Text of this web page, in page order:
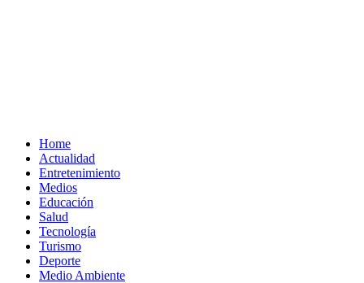
Home
Actualidad
Entretenimiento
Medios
Educación
Salud
Tecnología
Turismo
Deporte
Medio Ambiente